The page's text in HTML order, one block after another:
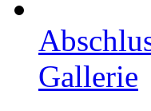
Gallerie